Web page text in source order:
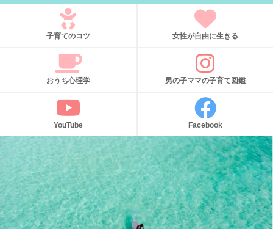
子育てのコツ 女性が自由に生きる
おうち心理学 男の子ママの子育て図鑑
YouTube Facebook